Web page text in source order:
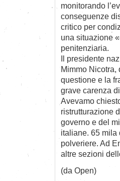
monitorando
conseguenze
critico per
una situazione
penitenziaria.
Il presidente
Mimmo Nicotra,
questione e la
grave carenza
Avevamo
ristrutturazione
governo e del
italiane. 65 mila
polveriere. Ad
altre sezioni
(da Open)